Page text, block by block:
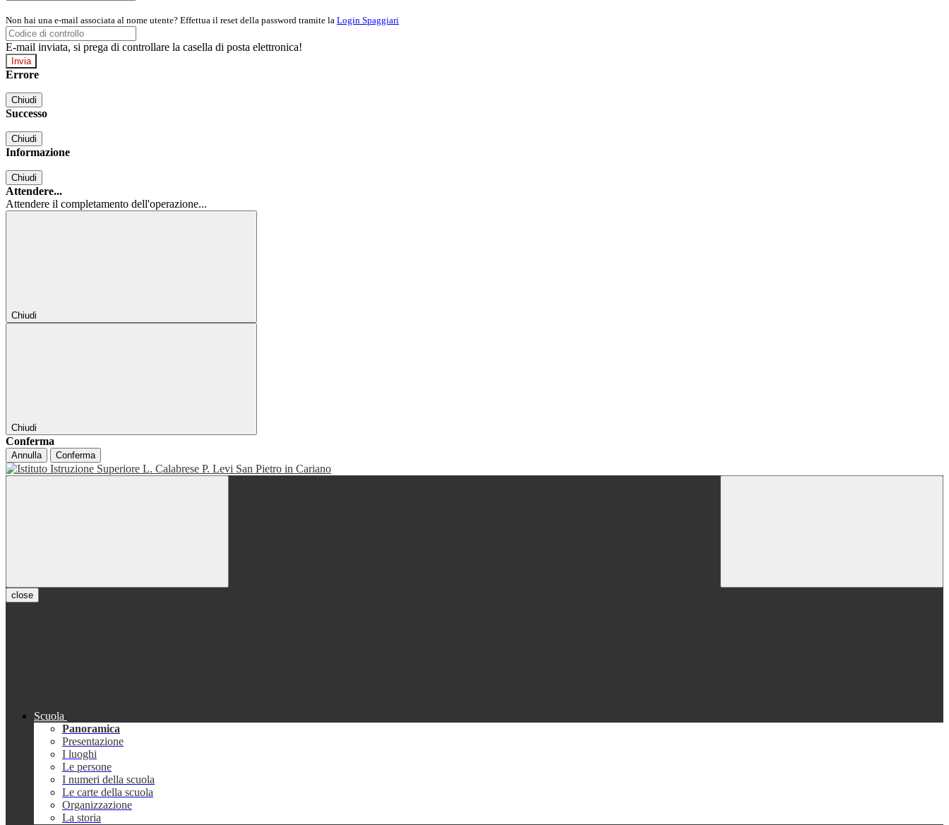
Non hai una e-mail associata al nome utente? Effettua il reset della password tramite la Login Spaggiari
E-mail inviata, si prega di controllare la casella di posta elettronica!
Errore
Chiudi
Successo
Chiudi
Informazione
Chiudi
Attendere...
Attendere il completamento dell'operazione...
Chiudi
Chiudi
Conferma
Annulla Conferma
close
Scuola
Panoramica
Presentazione
I luoghi
Le persone
I numeri della scuola
Le carte della scuola
Organizzazione
La storia